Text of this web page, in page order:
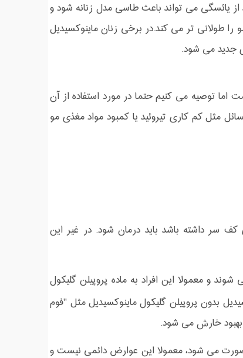
از یائسگی می تواند باعث طاسی مدل زنانه شود و
طولانی تر می کند.در برخی زنان ماینوکسیدیل
جدید می شود.
توصیه می کنیم حتما در مورد استفاده از آن
کم کاری تیروئید یا کمبود مواد مغذی مو
سر داشته باشد باید درمان شود. در غیر این
و معمولا این افراد به ماده پروپیلن گلیکول
بدون پروپیلن گلیکول ماینوکسیدیل مثل "فوم
بهبود خارش می شود.
می شود، معمولا این عوارض دائمی نیست و